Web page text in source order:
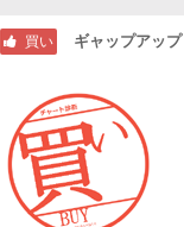
買い ギャップアップ